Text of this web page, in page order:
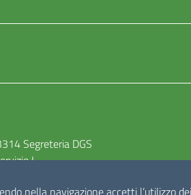
nella navigazione accetti l’utilizzo
Segreteria DGS
I